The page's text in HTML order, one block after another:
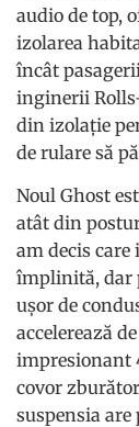
audio de top,
izolarea
încât
inginerii
din izolație
de rulare să
Noul Ghost
atât din
am decis
împlinită, dar
ușor de
accelerează
impresionant
covor
suspensia